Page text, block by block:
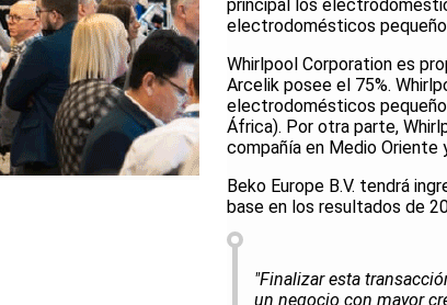
principal los
electrodomésticos
Whirlpool Corporation es
Arcelik posee el 75%.
electrodomésticos
África). Por otra parte,
compañía en Medio Oriente
Beko Europe B.V. tendrá
base en los resultados de
"Finalizar esta
un negocio con mayor